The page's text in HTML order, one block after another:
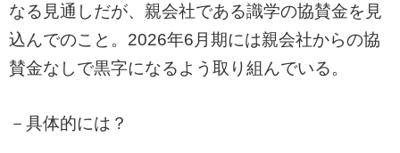
なる見通しだが、親会社である識学の協賛金を見
込んでのこと。2026年6月期には親会社からの協
賛金なしで黒字になるよう取り組んでいる。
－具体的には？